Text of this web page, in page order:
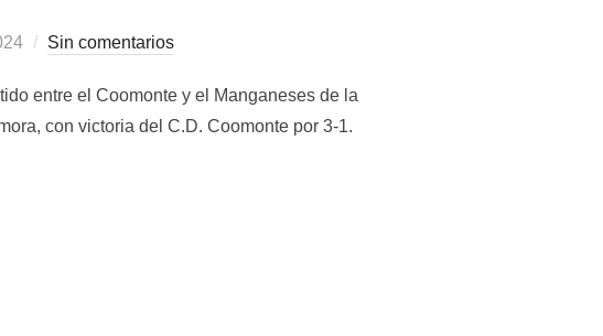
Sin comentarios
entre el Coomonte y el Manganeses de la
con victoria del C.D. Coomonte por 3-1.